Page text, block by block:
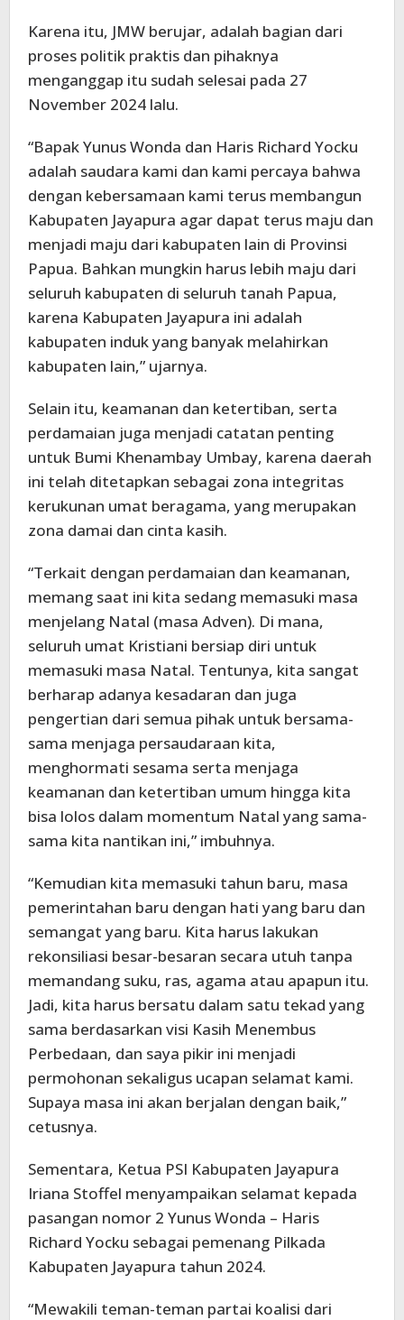
Karena itu, JMW berujar, adalah bagian dari
proses politik praktis dan pihaknya
menganggap itu sudah selesai pada 27
November 2024 lalu.
“Bapak Yunus Wonda dan Haris Richard Yocku
adalah saudara kami dan kami percaya bahwa
dengan kebersamaan kami terus membangun
Kabupaten Jayapura agar dapat terus maju dan
menjadi maju dari kabupaten lain di Provinsi
Papua. Bahkan mungkin harus lebih maju dari
seluruh kabupaten di seluruh tanah Papua,
karena Kabupaten Jayapura ini adalah
kabupaten induk yang banyak melahirkan
kabupaten lain,” ujarnya.
Selain itu, keamanan dan ketertiban, serta
perdamaian juga menjadi catatan penting
untuk Bumi Khenambay Umbay, karena daerah
ini telah ditetapkan sebagai zona integritas
kerukunan umat beragama, yang merupakan
zona damai dan cinta kasih.
“Terkait dengan perdamaian dan keamanan,
memang saat ini kita sedang memasuki masa
menjelang Natal (masa Adven). Di mana,
seluruh umat Kristiani bersiap diri untuk
memasuki masa Natal. Tentunya, kita sangat
berharap adanya kesadaran dan juga
pengertian dari semua pihak untuk bersama-
sama menjaga persaudaraan kita,
menghormati sesama serta menjaga
keamanan dan ketertiban umum hingga kita
bisa lolos dalam momentum Natal yang sama-
sama kita nantikan ini,” imbuhnya.
“Kemudian kita memasuki tahun baru, masa
pemerintahan baru dengan hati yang baru dan
semangat yang baru. Kita harus lakukan
rekonsiliasi besar-besaran secara utuh tanpa
memandang suku, ras, agama atau apapun itu.
Jadi, kita harus bersatu dalam satu tekad yang
sama berdasarkan visi Kasih Menembus
Perbedaan, dan saya pikir ini menjadi
permohonan sekaligus ucapan selamat kami.
Supaya masa ini akan berjalan dengan baik,”
cetusnya.
Sementara, Ketua PSI Kabupaten Jayapura
Iriana Stoffel menyampaikan selamat kepada
pasangan nomor 2 Yunus Wonda – Haris
Richard Yocku sebagai pemenang Pilkada
Kabupaten Jayapura tahun 2024.
“Mewakili teman-teman partai koalisi dari